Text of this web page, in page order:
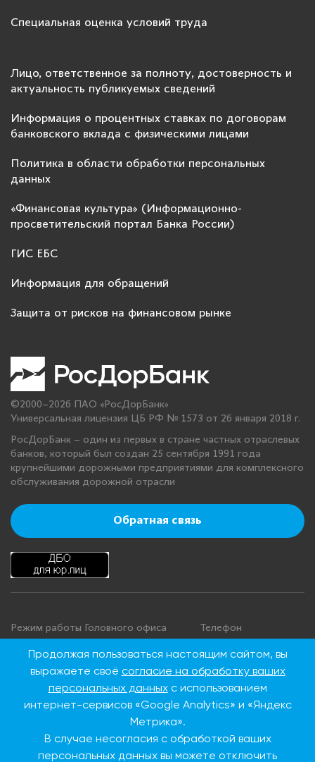
Специальная оценка условий труда
Лицо, ответственное за полноту, достоверность и
актуальность публикуемых сведений
Информация о процентных ставках по договорам
банковского вклада с физическими лицами
Политика в области обработки персональных
данных
«Финансовая культура» (Информационно-
просветительский портал Банка России)
ГИС ЕБС
Информация для обращений
Защита от рисков на финансовом рынке
©2000–2026 ПАО «РосДорБанк»
Универсальная лицензия ЦБ РФ № 1573 от 26 января 2018 г.
РосДорБанк – один из первых в стране частных отраслевых
банков, который был создан 25 сентября 1991 года
крупнейшими дорожными предприятиями для комплексного
обслуживания дорожной отрасли
Обратная связь
Режим работы Головного офиса
Понедельник - четверг: с 9:00 до
18:00
Суббота, воскресенье: выходные
Телефон
+7 495 276 00 22
8 800 100 00 22
России)
Продолжая пользоваться настоящим сайтом, вы
выражаете своё согласие на обработку ваших
персональных данныхс использованием
интернет-сервисов «Google Analytics» и «Яндекс
Метрика».
В случае несогласия с обработкой ваших
персональных данных вы можете отключить